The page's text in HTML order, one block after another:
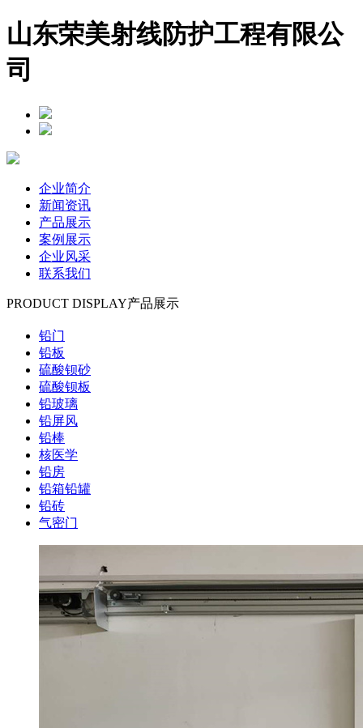
山东荣美射线防护工程有限公
司
企业简介
新闻资讯
产品展示
案例展示
企业风采
联系我们
PRODUCT DISPLAY产品展示
铅门
铅板
硫酸钡砂
硫酸钡板
铅玻璃
铅屏风
铅棒
核医学
铅房
铅箱铅罐
铅砖
气密门